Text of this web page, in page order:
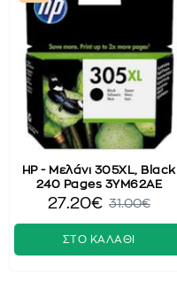
HP - Μελάνι 305XL, Black
240 Pages 3YM62AE
27.20€ 31.00€
ΣΤΟ ΚΑΛΑΘΙ